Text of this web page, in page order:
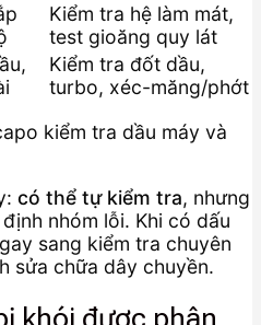
Kiểm tra hệ làm mát,
test gioăng quy lát
Kiểm tra đốt dầu,
turbo, xéc-măng/phớt
có thể tự kiểm tra, nhưng
nhóm lỗi. Khi có dấu
sang kiểm tra chuyên
sửa chữa dây chuyền.
khói được phân